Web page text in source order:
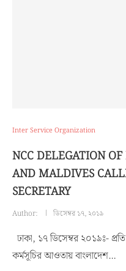
Inter Service Organization
NCC DELEGATION
AND MALDIVES
SECRETARY
Author: ডিসেম্বর ১৭, ২০১৯
ঢাকা, ১৭ ডিসেম্বর ২০১৯ঃ-
কর্মসূচির আওতায় বাংলাদেশ…